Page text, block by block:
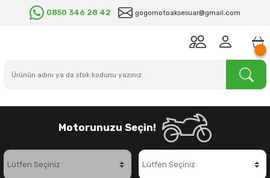
0850 346 28 42 gogomotoaksesuar@gmail.com
Motorunuzu Seçin!